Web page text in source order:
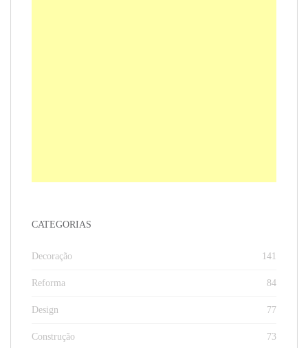
CATEGORIAS
Decoração 141
Reforma 84
Design 77
Construção 73